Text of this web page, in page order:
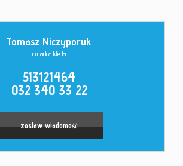
Tomasz Niczyporuk
doradca klienta
513121464
032 340 33 22
zostaw wiadomość